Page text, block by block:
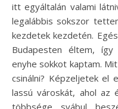
itt egyáltalán valami
legalábbis sokszor
kezdetek kezdetén.
Budapesten éltem,
enyhe sokkot kaptam.
csinálni? Képzeljetek el
lassú városkát, ahol az
többsége svábul